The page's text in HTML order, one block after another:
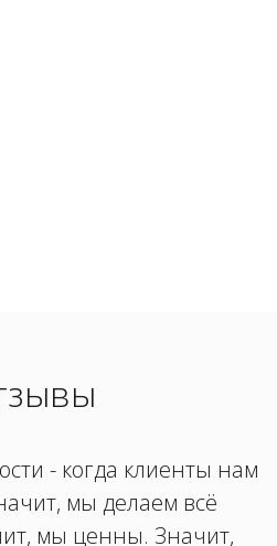
- когда клиенты нам
мы делаем всё
мы ценны. Значит,